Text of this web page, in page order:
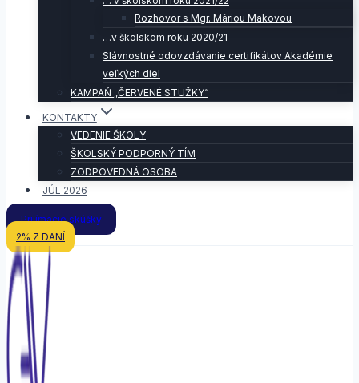
Rozhovor s Mgr. Máriou Makovou
…v školskom roku 2020/21
Slávnostné odovzdávanie certifikátov Akadémie
veľkých diel
KAMPAŇ „ČERVENÉ STUŽKY“
KONTAKTY
VEDENIE ŠKOLY
ŠKOLSKÝ PODPORNÝ TÍM
ZODPOVEDNÁ OSOBA
JÚL 2026
Prijímacie skúšky
2% Z DANÍ